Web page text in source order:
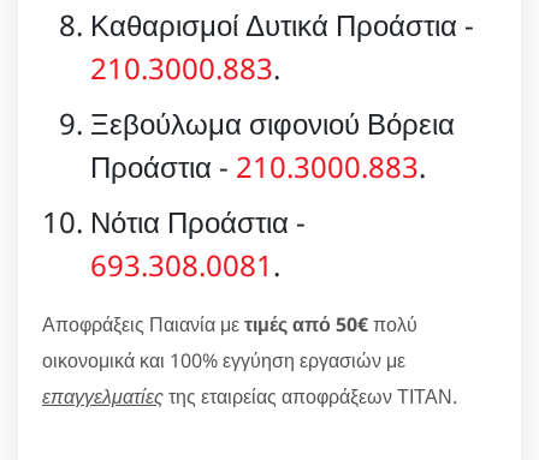
Καθαρισμοί Δυτικά Προάστια -
210.3000.883.
Ξεβούλωμα σιφονιού Βόρεια
Προάστια - 210.3000.883.
Νότια Προάστια -
693.308.0081.
Αποφράξεις Παιανία μετιμές από 50€πολύ
οικονομικά και 100% εγγύηση εργασιών με
επαγγελματίεςτης εταιρείας αποφράξεων ΤΙΤΑΝ.